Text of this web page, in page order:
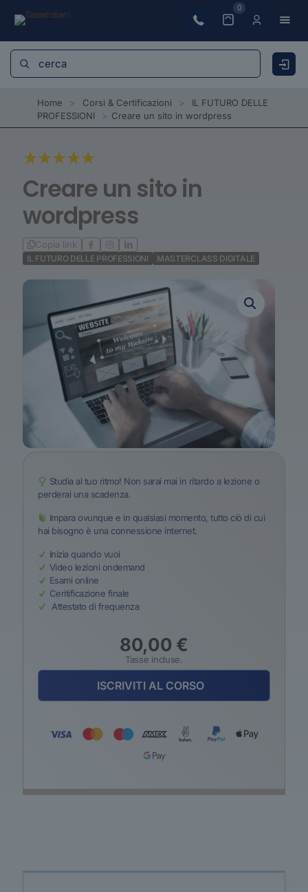
0
Home > Corsi & Certificazioni >
IL FUTURO DELLE
PROFESSIONI
> Creare un sito in wordpress
Creare un sito in
wordpress
Copia link
IL FUTURO DELLE PROFESSIONI MASTERCLASS DIGITALE
Studia al tuo ritmo! Non sarai mai in ritardo a lezione o
perderai una scadenza.
Impara ovunque e in qualsiasi momento, tutto ciò di cui
hai bisogno è una connessione internet.
Inizia quando vuoi
Video lezioni ondemand
Esami online
Ceritificazione finale
Attestato di frequenza
80,00 €
Tasse incluse.
ISCRIVITI AL CORSO